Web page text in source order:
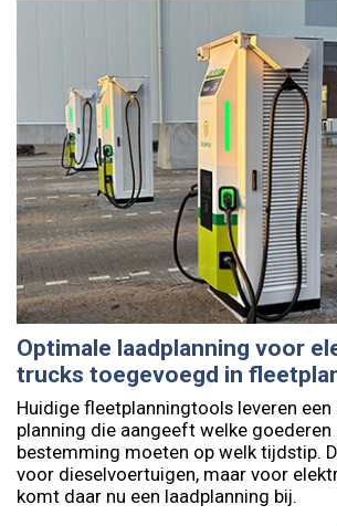
Optimale laadplanning voor
trucks toegevoegd in
Huidige fleetplanningtools leveren
planning die aangeeft welke goederen
bestemming moeten op welk tijdstip.
voor dieselvoertuigen, maar voor
komt daar nu een laadplanning bij.